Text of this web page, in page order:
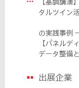
タルツイン
―
の実践事例
【パネルデ
データ整備
出展企業